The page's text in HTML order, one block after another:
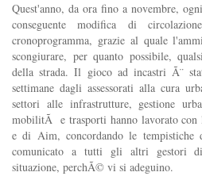
Quest'anno, da ora fino a novembre,
conseguente modifica di
cronoprogramma, grazie al quale
scongiurare, per quanto possibile,
della strada. Il gioco ad incastri Ã¨
settimane dagli assessorati alla cura
settori alle infrastrutture, gestione
mobilitÃ e trasporti hanno lavorato
e di Aim, concordando le tempistiche
comunicato a tutti gli altri gestori
situazione, perchÃ© vi si adeguino.